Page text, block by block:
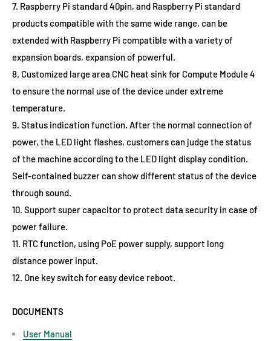
7. Raspberry Pi standard 40pin, and Raspberry Pi standard
products compatible with the same wide range, can be
extended with Raspberry Pi compatible with a variety of
expansion boards, expansion of powerful.
8. Customized large area CNC heat sink for Compute Module 4
to ensure the normal use of the device under extreme
temperature.
9. Status indication function. After the normal connection of
power, the LED light flashes, customers can judge the status
of the machine according to the LED light display condition.
Self-contained buzzer can show different status of the device
through sound.
10. Support super capacitor to protect data security in case of
power failure.
11. RTC function, using PoE power supply, support long
distance power input.
12. One key switch for easy device reboot.
DOCUMENTS
User Manual